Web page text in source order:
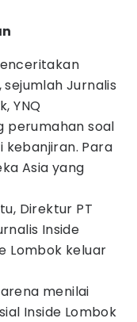
Jurnalis
YNQ
perumahan soal
kebanjiran. Para
Asia yang
Direktur PT
Inside
Lombok keluar
menilai
Inside Lombok